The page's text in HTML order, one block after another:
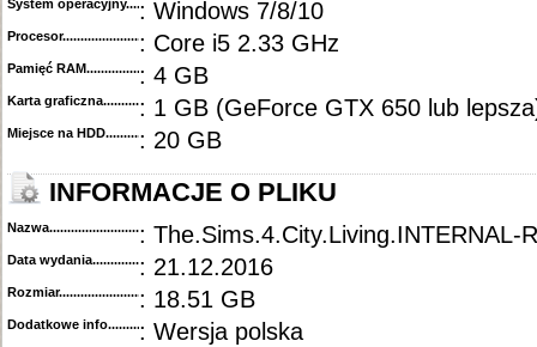
System operacyjny.................................
: Windows 7/8/10
Procesor..........................................: Core i5 2.33 GHz
Pamięć RAM......................................
: 4 GB
Karta graficzna...................................: 1 GB (GeForce GTX 650 lub
Miejsce na HDD....................................
: 20 GB
INFORMACJE O PLIKU
Nazwa.............................................: The.Sims.4.City.Living.INTERNAL-
Data wydania......................................
: 21.12.2016
Rozmiar...........................................
: 18.51 GB
Dodatkowe info....................................
: Wersja polska